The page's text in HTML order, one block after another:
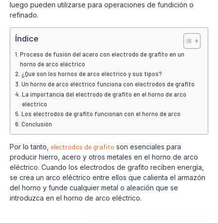
luego pueden utilizarse para operaciones de fundición o
refinado.
Índice
Proceso de fusión del acero con electrodo de grafito en un
horno de arco eléctrico
¿Qué son los hornos de arco eléctrico y sus tipos?
Un horno de arco eléctrico funciona con electrodos de grafito
La importancia del electrodo de grafito en el horno de arco
eléctrico
Los electrodos de grafito funcionan con el horno de arco
Conclusión
Por lo tanto, electrodos de grafito son esenciales para
producir hierro, acero y otros metales en el horno de arco
eléctrico. Cuando los electrodos de grafito reciben energía,
se crea un arco eléctrico entre ellos que calienta el armazón
del horno y funde cualquier metal o aleación que se
introduzca en el horno de arco eléctrico.